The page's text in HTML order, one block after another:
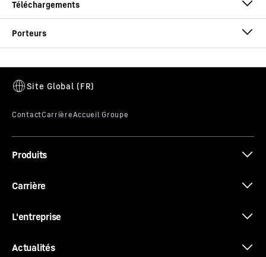
Brochure Godets
Brochure Systèmes d‘attache rapide
Génération-6
Puissance moteur (ISO 9249)
Consommation moyenne (par heure de
fonctionnement)
Disponibilité
Produits
Carrière
L'entreprise
Actualités